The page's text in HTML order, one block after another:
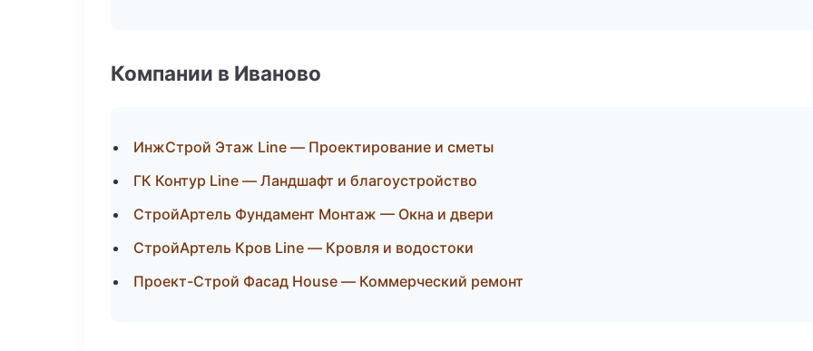
Компании в Иваново
ИнжСтрой Этаж Line — Проектирование и сметы
ГК Контур Line — Ландшафт и благоустройство
СтройАртель Фундамент Монтаж — Окна и двери
СтройАртель Кров Line — Кровля и водостоки
Проект-Строй Фасад House — Коммерческий ремонт